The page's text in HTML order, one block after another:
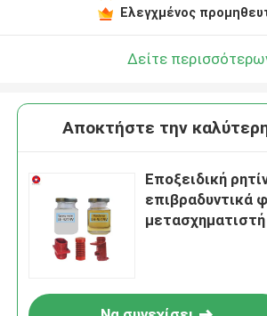
Ελεγχμένος
Δείτε
Αποκτήστε την καλύτερη
Εποξειδική
επιβραδυντικά